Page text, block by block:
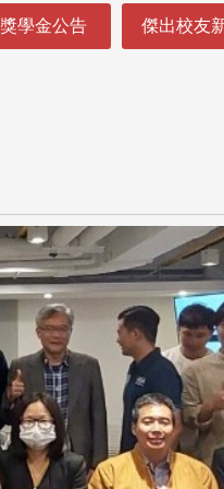
獎學金公告 傑出校友